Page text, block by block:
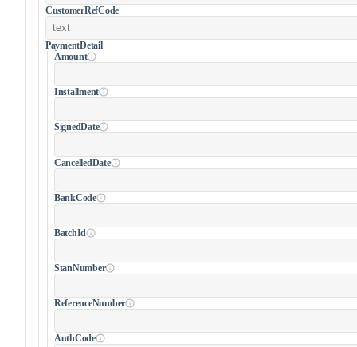
CustomerRefCode
PaymentDetail
Amount
Installment
SignedDate
CancelledDate
BankCode
BatchId
StanNumber
ReferenceNumber
AuthCode